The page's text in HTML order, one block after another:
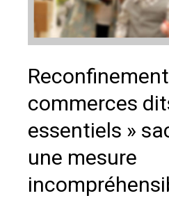
commerces
essentiels »
une mesure